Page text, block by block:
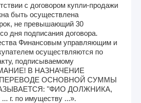
с договором купли-продажи
быть осуществлена
не превышающий 30
дня подписания договора.
Финансовым управляющим и
осуществляются по
подписываемому
В НАЗНАЧЕНИЕ
ОСНОВНОЙ СУММЫ
"ФИО ДОЛЖНИКА,
г. по имуществу ...».